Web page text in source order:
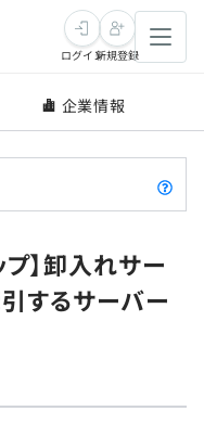
ログイン新規登録
企業情報
プ】卸入れサー
するサーバー